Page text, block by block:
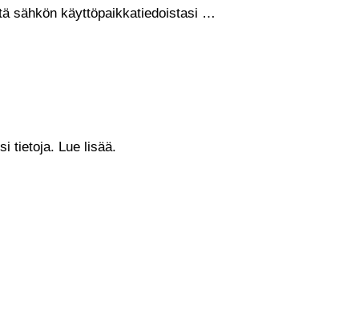
sähkön käyttöpaikkatiedoistasi …
tietoja. Lue lisää.